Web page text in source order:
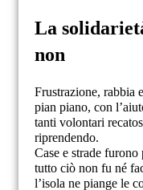
La
non
Frustrazione, rabbia
pian piano, con
tanti volontari
riprendendo.
Case e strade
tutto ciò non fu né
l’isola ne piange le